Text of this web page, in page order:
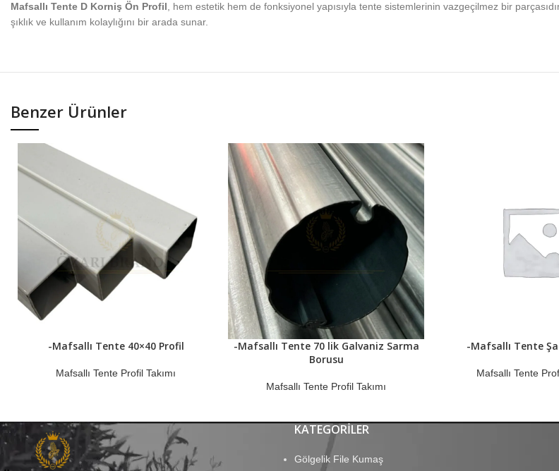
Mafsallı Tente D Korniş Ön Profil , hem estetik hem de fonksiyonel yapısıyla tente sistemlerinin vazgeçilmez bir
şıklık ve kullanım kolaylığını bir arada sunar.
Benzer Ürünler
-Mafsallı Tente 40×40 Profil
Mafsallı Tente Profil Takımı
-Mafsallı Tente 70 lik Galvaniz Sarma
Borusu
Mafsallı Tente Profil Takımı
-Mafsallı Tente
Mafsallı Tente
KATEGORILER
Gölgelik File Kumaş